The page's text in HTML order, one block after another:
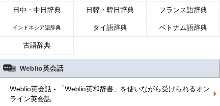
日中・中日辞典 日韓・韓日辞典 フランス語辞典
インドネシア語辞典 タイ語辞典 ベトナム語辞典
古語辞典
Weblio英会話
Weblio英会話 - 「Weblio英和辞書」を使いながら受けられるオン
ライン英会話